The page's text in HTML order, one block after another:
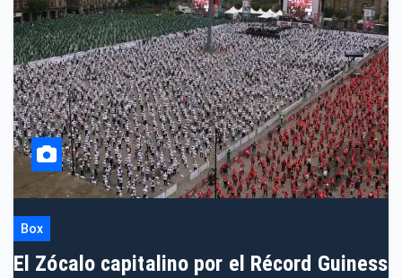
Box
El Zócalo capitalino por el Récord Guiness